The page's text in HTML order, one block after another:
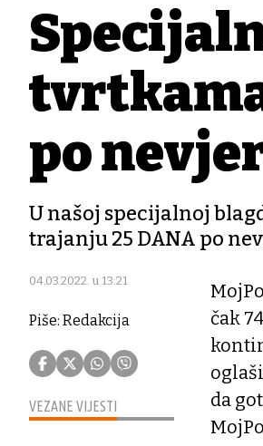
po
U našoj specijalnoj
trajanju 25 DANA po
04.03.2022. u 13:21
Piše: Redakcija
VEZANE VIJESTI
čak
da